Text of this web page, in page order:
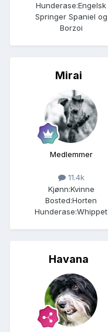
Hunderase:Engelsk
Springer Spaniel og
Borzoi
Mirai
Medlemmer
11.4k
Kjønn:Kvinne
Bosted:Horten
Hunderase:Whippet
Havana